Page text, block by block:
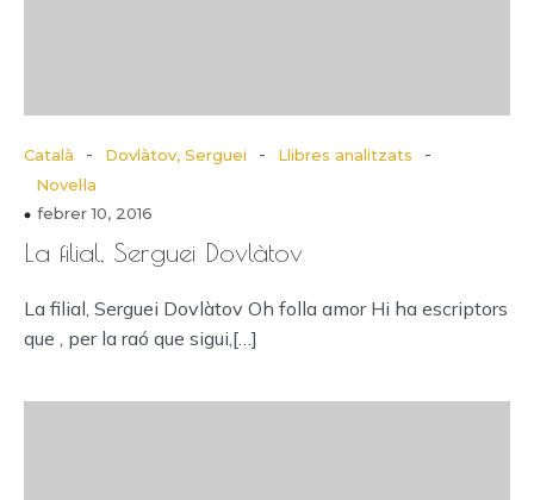
Català - Dovlàtov, Serguei - Llibres analitzats -
Novel·la
febrer 10, 2016
La filial, Serguei Dovlàtov
La filial, Serguei Dovlàtov Oh folla amor Hi ha escriptors
que , per la raó que sigui,[…]